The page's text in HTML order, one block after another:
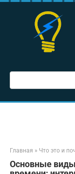
Перейти
Поиск:
Главная » Что это и
Основные